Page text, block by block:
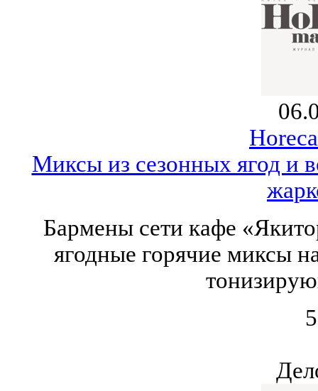
Миксы из сезонных ягод и
Бармены сети кафе
ягодные горячие миксы